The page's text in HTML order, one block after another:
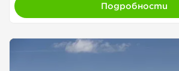
Подробности